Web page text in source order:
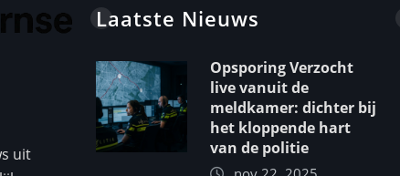
uit
Laatste Nieuws
Opsporing Verzocht
live vanuit de
meldkamer: dichter bij
het kloppende hart
van de politie